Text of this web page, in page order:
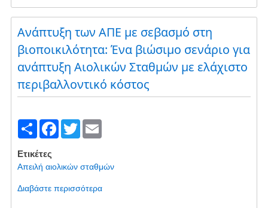
o
o
k
Υποβάθμιση
της
αρχαιολογικής
κληρονομιάς
από
την
κατασκευή
Ανάπτυξη των ΑΠΕ με σεβασμό στη
βιοποικιλότητα: Ένα βιώσιμο σενάριο για
ανάπτυξη Αιολικών Σταθμών με ελάχιστο
περιβαλλοντικό κόστος
S
h
ar
e
F
c
e
T
tt
er
E
ail
Ετικέτες
Απειλή αιολικών σταθμών
Διαβάστε περισσότεραγια